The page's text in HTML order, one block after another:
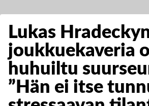
Lukas
joukkuekaveria
huhuiltu
”Hän ei itse